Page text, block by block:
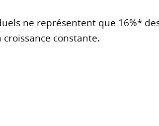
ne représentent que 16%*
constante.